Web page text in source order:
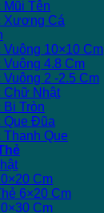
Mũi Tên
Xương Cá
Vuông 10×10 Cm
Vuông 4.8 Cm
Vuông 2 -2.5 Cm
Chữ Nhật
Bi Tròn
Que Đũa
Thanh Que
Cm
6×20 Cm
Cm